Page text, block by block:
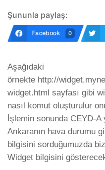
Şununla paylaş:
Facebook 0
Aşağıdaki
örnekte http://
widget.html sayfası gibi
nasıl komut oluşturulur
İşlemin sonunda CEYD-
Ankaranın hava durumu
bilgisini sorduğumuzda
Widget bilgisini